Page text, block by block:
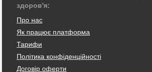
здоров'я:
Про нас
Як працює платформа
Тарифи
Політика конфіденційності
Договір оферти